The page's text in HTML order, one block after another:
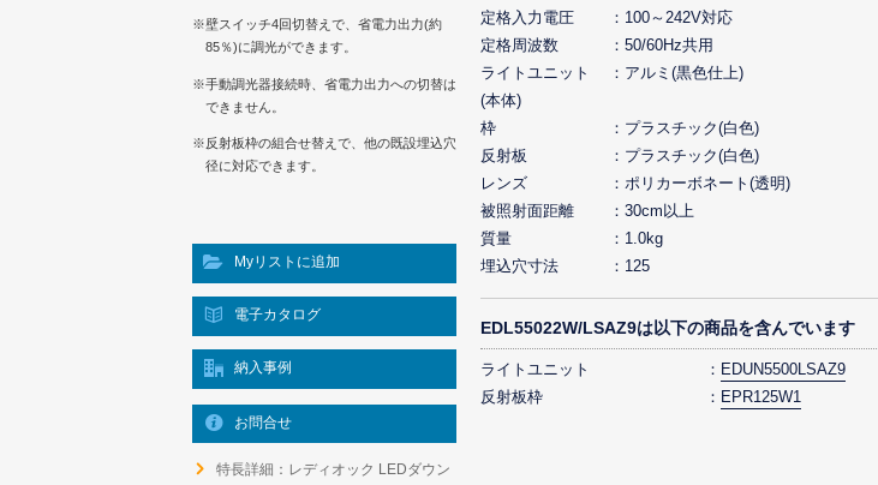
※壁スイッチ4回切替えで、省電力出力(約
85％)に調光ができます。
※手動調光器接続時、省電力出力への切替は
できません。
※反射板枠の組合せ替えで、他の既設埋込穴
径に対応できます。
Myリストに追加
電子カタログ
納入事例
お問合せ
特長詳細：レディオック LEDダウン
定格入力電圧
100～242V対応
定格周波数
50/60Hz共用
ライトユニット
(本体)
アルミ(黒色仕上)
枠
プラスチック(白色)
反射板
プラスチック(白色)
レンズ
ポリカーボネート(透明)
被照射面距離
30cm以上
質量
1.0kg
埋込穴寸法
125
EDL55022W/LSAZ9は以下の商品を含んでいます
ライトユニット
EDUN5500LSAZ9
反射板枠
EPR125W1